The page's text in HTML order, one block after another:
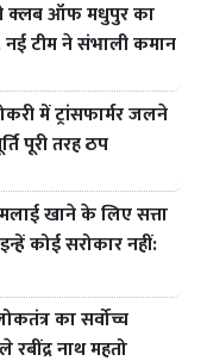
क्लब ऑफ मधुपुर का
नई टीम ने संभाली कमान
में ट्रांसफार्मर जलने
पूरी तरह ठप
खाने के लिए सत्ता
कोई सरोकार नहीं:
का सर्वोच्च
नाथ महतो